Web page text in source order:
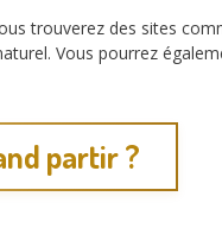
trouverez des sites
Vous pourrez
partir ?